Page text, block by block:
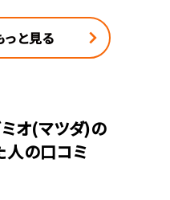
と見る
オ(マツダ)の
人の口コミ